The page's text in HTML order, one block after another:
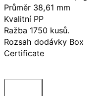
Průměr 38,61 mm
Kvalitní PP
Ražba 1750 kusů.
Rozsah dodávky Box
Certificate